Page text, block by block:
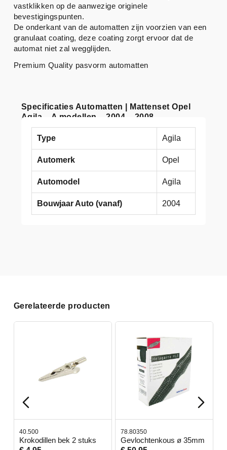
Specificaties Automatten | Mattenset Opel
Agila – A modellen – 2004 – 2008
Type Agila
Automerk Opel
Automodel Agila
Bouwjaar Auto (vanaf) 2004
vastklikken op de aanwezige originele
bevestigingspunten.
De onderkant van de automatten zijn voorzien van een
granulaat coating, deze coating zorgt ervoor dat de
automat niet zal wegglijden.
Premium Quality pasvorm automatten
Gerelateerde producten
40.500
Krokodillen bek 2 stuks
78.80350
Gevlochtenkous ø 35mm